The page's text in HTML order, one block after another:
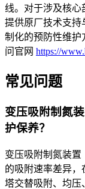
线。对于涉及核心
提供原厂技术支持
制化的预防性维护
问官网 https://
常见问题
变压吸附制氮
护保养？
变压吸附制氮装置
的吸附速率差异，
塔交替吸附、均压